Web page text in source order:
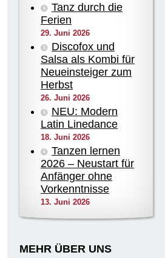
Tanz durch die
Ferien
29. Juni 2026
Discofox und
Salsa als Kombi für
Neueinsteiger zum
Herbst
26. Juni 2026
NEU: Modern
Latin Linedance
18. Juni 2026
Tanzen lernen
2026 – Neustart für
Anfänger ohne
Vorkenntnisse
13. Juni 2026
MEHR ÜBER UNS